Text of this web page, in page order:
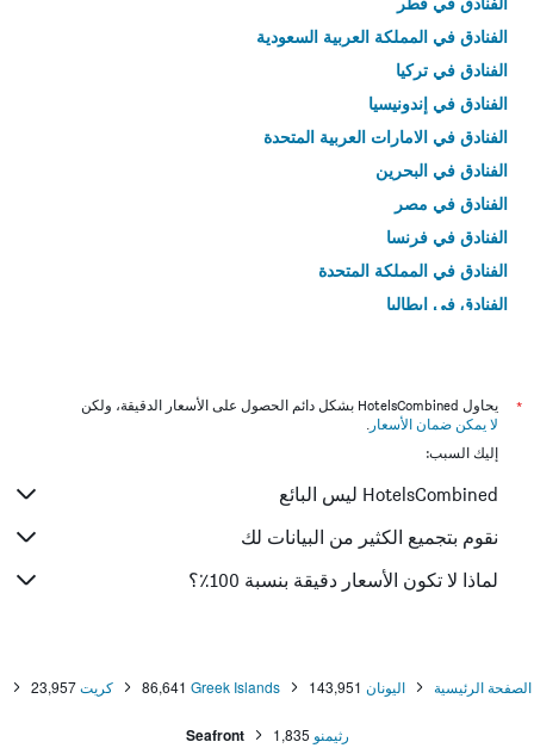
الفنادق في المملكة العربية السعودية
الفنادق في تركيا
الفنادق في إندونيسيا
الفنادق في الامارات العربية المتحدة
الفنادق في البحرين
الفنادق في مصر
الفنادق في فرنسا
الفنادق في المملكة المتحدة
الفنادق في إيطاليا
*
يحاول HotelsCombined بشكل دائم الحصول على الأسعار الدقيقة، ولكن
لا يمكن ضمان الأسعار .
إليك السبب:
HotelsCombined ليس البائع
نقوم بتجميع الكثير من البيانات لك
لماذا لا تكون الأسعار دقيقة بنسبة 100٪؟
الصفحة الرئيسية اليونان 143,951
Greek Islands
86,641 كريت23,957
رثيمنو 1,835
Seafront